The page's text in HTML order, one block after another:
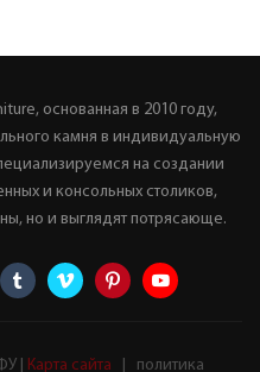
основанная в 2010 году,
камня в индивидуальную
на создании
и консольных столиков,
но и выглядят потрясающе.
| Карта сайта политика